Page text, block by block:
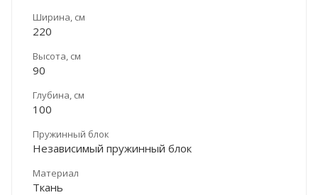
Ширина, см
220
Высота, см
90
Глубина, см
100
Пружинный блок
Независимый пружинный блок
Материал
Ткань